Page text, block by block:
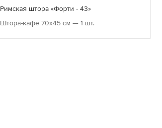
Римская штора «Форти - 43»
Штора-кафе 70х45 см — 1 шт.